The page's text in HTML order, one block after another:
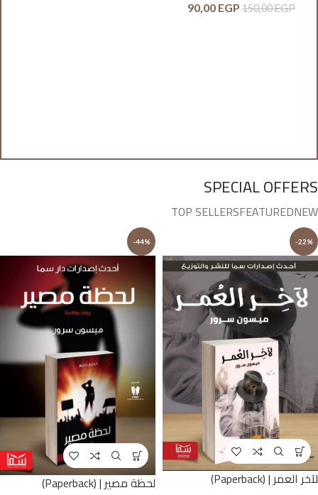
150,00EGP
90,00 EGP
SPECIAL OFFERS
NEW
FEATURED
TOP SELLERS
-22%
لآخر العمر | (Paperback)
-44%
لحظة مصير | (Paperback)